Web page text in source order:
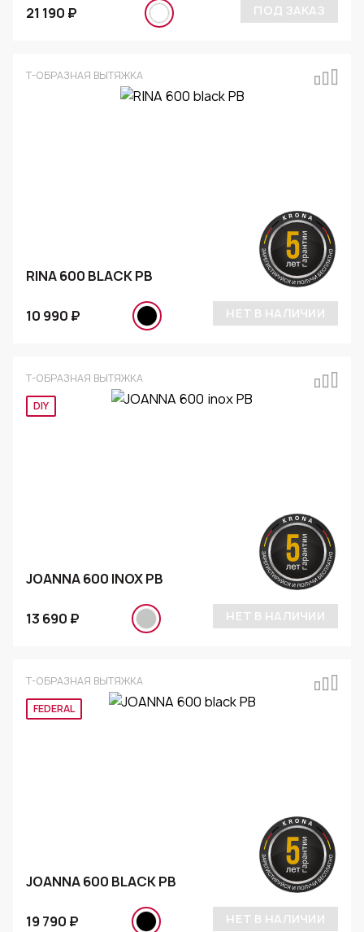
21 190 ₽ ПОД ЗАКАЗ
Т-ОБРАЗНАЯ ВЫТЯЖКА
RINA 600 BLACK PB
10 990 ₽ НЕТ В НАЛИЧИИ
Т-ОБРАЗНАЯ ВЫТЯЖКА
DIY
JOANNA 600 INOX PB
13 690 ₽ НЕТ В НАЛИЧИИ
Т-ОБРАЗНАЯ ВЫТЯЖКА
FEDERAL
JOANNA 600 BLACK PB
19 790 ₽ НЕТ В НАЛИЧИИ